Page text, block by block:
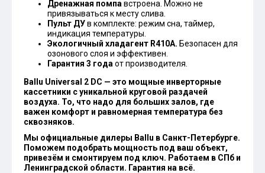
Дренажная помпа встроена. Можно не
привязываться к месту слива.
Пульт ДУв комплекте: режим сна, таймер,
индикация температуры.
Экологичный хладагент R410A. Безопасен для
озонового слоя и эффективен.
Гарантия 3 года от производителя.
Ballu Universal 2 DC — это мощные инверторные
кассетники с уникальной круговой раздачей
воздуха. То, что надо для больших залов, где
важен комфорт и равномерная температура без
сквозняков.
Мы официальные дилеры Ballu в Санкт-Петербурге.
Поможем подобрать мощность под ваш объект,
привезём и смонтируем под ключ. Работаем в СПб и
Ленинградской области. Гарантия на всё.